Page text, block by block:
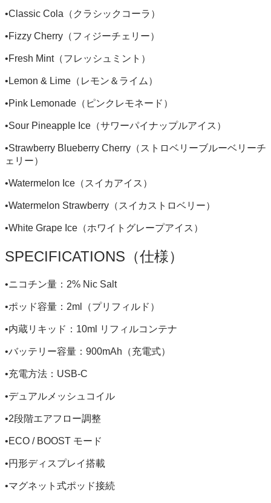
•Classic Cola（クラシックコーラ）
•Fizzy Cherry（フィジーチェリー）
•Fresh Mint（フレッシュミント）
•Lemon & Lime（レモン＆ライム）
•Pink Lemonade（ピンクレモネード）
•Sour Pineapple Ice（サワーパイナップルアイス）
•Strawberry Blueberry Cherry（ストロベリーブルーベリーチ
ェリー）
•Watermelon Ice（スイカアイス）
•Watermelon Strawberry（スイカストロベリー）
•White Grape Ice（ホワイトグレープアイス）
SPECIFICATIONS（仕様）
•ニコチン量：2% Nic Salt
•ポッド容量：2ml（プリフィルド）
•内蔵リキッド：10ml リフィルコンテナ
•バッテリー容量：900mAh（充電式）
•充電方法：USB-C
•デュアルメッシュコイル
•2段階エアフロー調整
•ECO / BOOST モード
•円形ディスプレイ搭載
•マグネット式ポッド接続